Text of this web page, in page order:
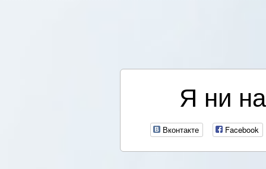
Я ни
Вконтакте Facebook